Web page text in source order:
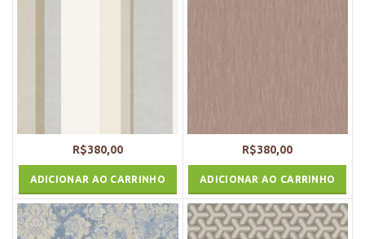
R$380,00
ADICIONAR AO CARRINHO
R$380,00
ADICIONAR AO CARRINHO